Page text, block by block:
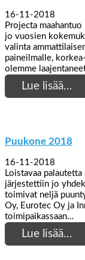
16-11-2018
Projecta
jo vuosien
valinta
paineilmalle,
olemme
Lue lisää…
Puukone 2018
16-11-2018
Loistavaa
järjestettiin jo
toimivat neljä
Oy, Eurotec Oy ja
toimipaikassaan…
Lue lisää…